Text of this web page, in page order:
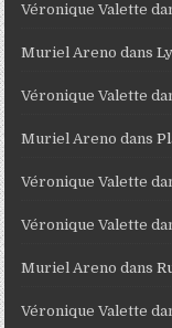
Véronique Valette
Muriel Areno dans
Véronique Valette
Muriel Areno dans
Véronique Valette
Véronique Valette
Muriel Areno dans
Véronique Valette